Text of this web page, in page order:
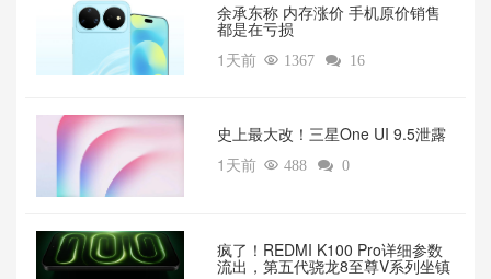
余承东称 内存涨价 手机原价销售
都是在亏损
1天前  1367  16
‌史上最大改！三星One UI 9.5泄露
1天前  488  0
疯了！REDMI K100 Pro详细参数
流出，第五代骁龙8至尊V系列坐镇‌